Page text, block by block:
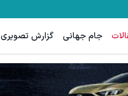
جام جهانی گزارش تصویری